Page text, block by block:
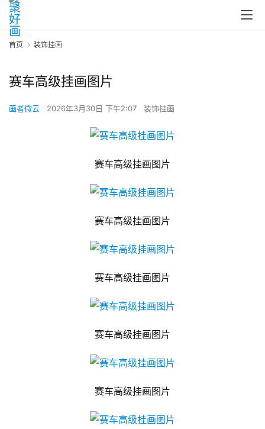
首页 装饰挂画
赛车高级挂画图片
画者微云 2026年3月30日 下午2:07 装饰挂画
赛车高级挂画图片
赛车高级挂画图片
赛车高级挂画图片
赛车高级挂画图片
赛车高级挂画图片